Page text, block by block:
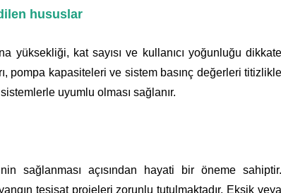
hususlar
yüksekliği, kat sayısı ve kullanıcı yoğunluğu dikkate
pompa kapasiteleri ve sistem basınç değerleri titizlikle
uyumlu olması sağlanır.
sağlanması açısından hayati bir öneme sahiptir.
tesisat projeleri zorunlu tutulmaktadır. Eksik veya